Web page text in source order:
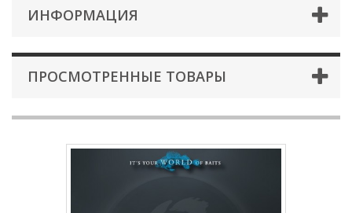
ИНФОРМАЦИЯ
ПРОСМОТРЕННЫЕ ТОВАРЫ